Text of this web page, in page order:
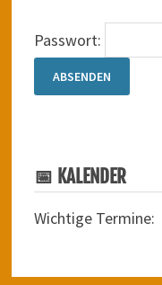
Passwort:
📅 KALENDER
Wichtige Termine: